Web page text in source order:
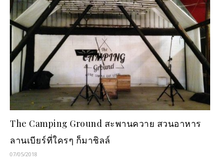
The Camping Ground สะพานควาย สวนอาหาร
ลานเบียร์ที่ใครๆ ก็มาชิลล์
07/05/2018